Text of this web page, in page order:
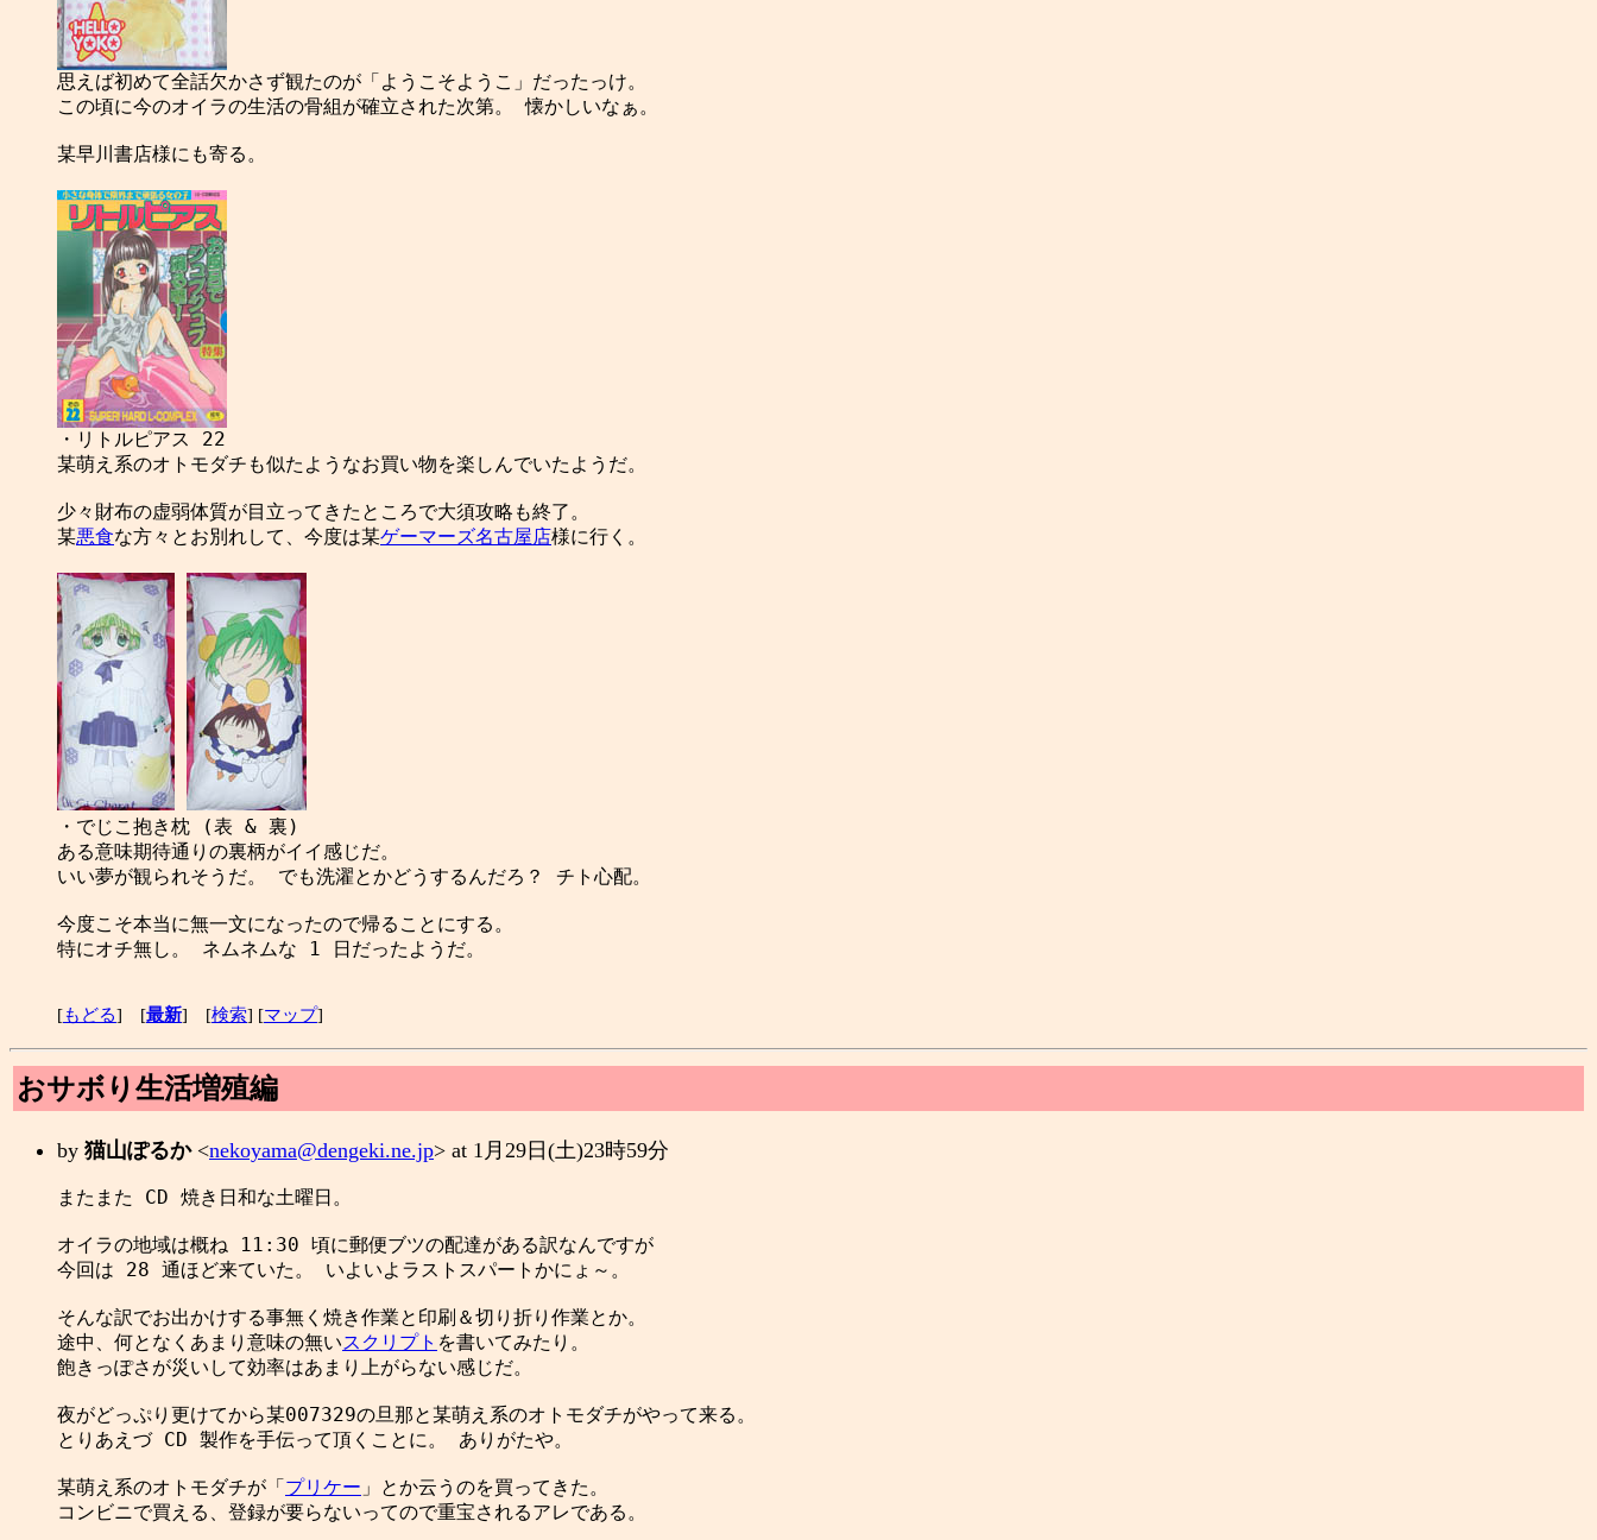
この頃に今のオイラの生活の骨組が確立された次第。 懐かしいなぁ。
某早川書店様にも寄る。
某萌え系のオトモダチも似たようなお買い物を楽しんでいたようだ。
少々財布の虚弱体質が目立ってきたところで大須攻略も終了。
某悪食な方々とお別れして、今度は某ゲーマーズ名古屋店様に行く。
・でじこ抱き枕 (表 & 裏)
ある意味期待通りの裏柄がイイ感じだ。
いい夢が観られそうだ。 でも洗濯とかどうするんだろ？ チト心配。
今度こそ本当に無一文になったので帰ることにする。
特にオチ無し。 ネムネムな 1 日だったようだ。
[もどる] [最新] [検索] [マップ]
おサボり生活増殖編
by 猫山ぽるか<nekoyama@dengeki.ne.jp> at 1月29日(土)23時59分
またまた CD 焼き日和な土曜日。
オイラの地域は概ね 11:30 頃に郵便ブツの配達がある訳なんですが
今回は 28 通ほど来ていた。 いよいよラストスパートかにょ～。
そんな訳でお出かけする事無く焼き作業と印刷＆切り折り作業とか。
途中、何となくあまり意味の無いスクリプト を書いてみたり。
飽きっぽさが災いして効率はあまり上がらない感じだ。
夜がどっぷり更けてから某007329の旦那と某萌え系のオトモダチがやって来る。
とりあえづ CD 製作を手伝って頂くことに。 ありがたや。
某萌え系のオトモダチが「 プリケー 」とか云うのを買ってきた。
コンビニで買える、登録が要らないってので重宝されるアレである。